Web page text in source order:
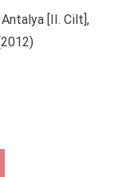
[II. Cilt],